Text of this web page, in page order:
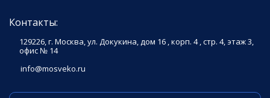
Контакты:
129226, г. Москва, ул. Докукина, дом 16 , корп. 4 , стр. 4, этаж 3,
офис № 14
info@mosveko.ru